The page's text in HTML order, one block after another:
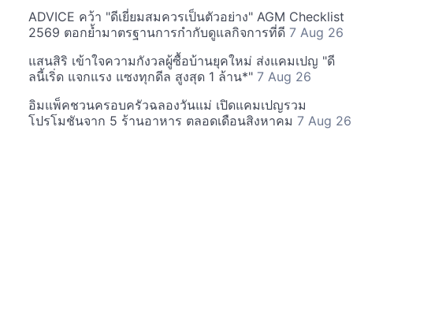
ADVICE คว้า "ดีเยี่ยมสมควรเป็นตัวอย่าง" AGM Checklist
2569 ตอกย้ำมาตรฐานการกำกับดูแลกิจการที่ดี 7 Aug 26
แสนสิริ เข้าใจความกังวลผู้ซื้อบ้านยุคใหม่ ส่งแคมเปญ "ดี
ลนี้เริ่ด แจกแรง แซงทุกดีล สูงสุด 1 ล้าน*" 7 Aug 26
อิมแพ็คชวนครอบครัวฉลองวันแม่ เปิดแคมเปญรวม
โปรโมชันจาก 5 ร้านอาหาร ตลอดเดือนสิงหาคม 7 Aug 26